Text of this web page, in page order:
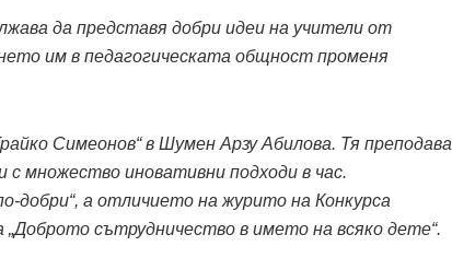
да представя добри идеи на учители от
им в педагогическата общност променя
Симеонов“ в Шумен Арзу Абилова. Тя преподава
с множество иновативни подходи в час.
добри“, а отличието на журито на Конкурса
„Доброто сътрудничество в името на всяко дете“.